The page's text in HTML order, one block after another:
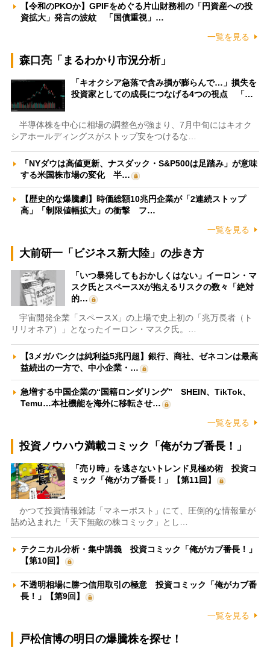
【令和のPKOか】GPIFをめぐる片山財務相の「円資産への投
資拡大」発言の波紋 「国債重視」…
一覧を見る
森口亮「まるわかり市況分析」
「キオクシア急落で含み損が膨らんで…」損失を
投資家としての成長につなげる4つの視点 「…
半導体株を中心に相場の調整色が強まり、7月中旬にはキオク
シアホールディングスがストップ安をつけるな…
「NYダウは高値更新、ナスダック・S&P500は足踏み」が意味
する米国株市場の変化 半…
【歴史的な爆騰劇】時価総額10兆円企業が「2連続ストップ
高」「制限値幅拡大」の衝撃 フ…
一覧を見る
大前研一「ビジネス新大陸」の歩き方
「いつ暴発してもおかしくはない」イーロン・マ
スク氏とスペースXが抱えるリスクの数々「絶対
的…
宇宙開発企業「スペースX」の上場で史上初の「兆万長者（ト
リリオネア）」となったイーロン・マスク氏。…
【3メガバンクは純利益5兆円超】銀行、商社、ゼネコンは最高
益続出の一方で、中小企業・…
急増する中国企業の“国籍ロンダリング” SHEIN、TikTok、
Temu…本社機能を海外に移転させ…
一覧を見る
投資ノウハウ満載コミック「俺がカブ番長！」
「売り時」を逃さないトレンド見極め術 投資コ
ミック「俺がカブ番長！」【第11回】
かつて投資情報雑誌「マネーポスト」にて、圧倒的な情報量が
詰め込まれた「天下無敵の株コミック」とし…
テクニカル分析・集中講義 投資コミック「俺がカブ番長！」
【第10回】
不透明相場に勝つ信用取引の極意 投資コミック「俺がカブ番
長！」【第9回】
一覧を見る
戸松信博の明日の爆騰株を探せ！